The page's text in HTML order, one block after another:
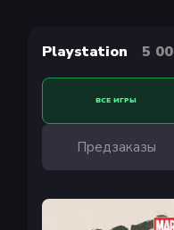
Playstation 5
ВСЕ ИГРЫ
Предзаказы